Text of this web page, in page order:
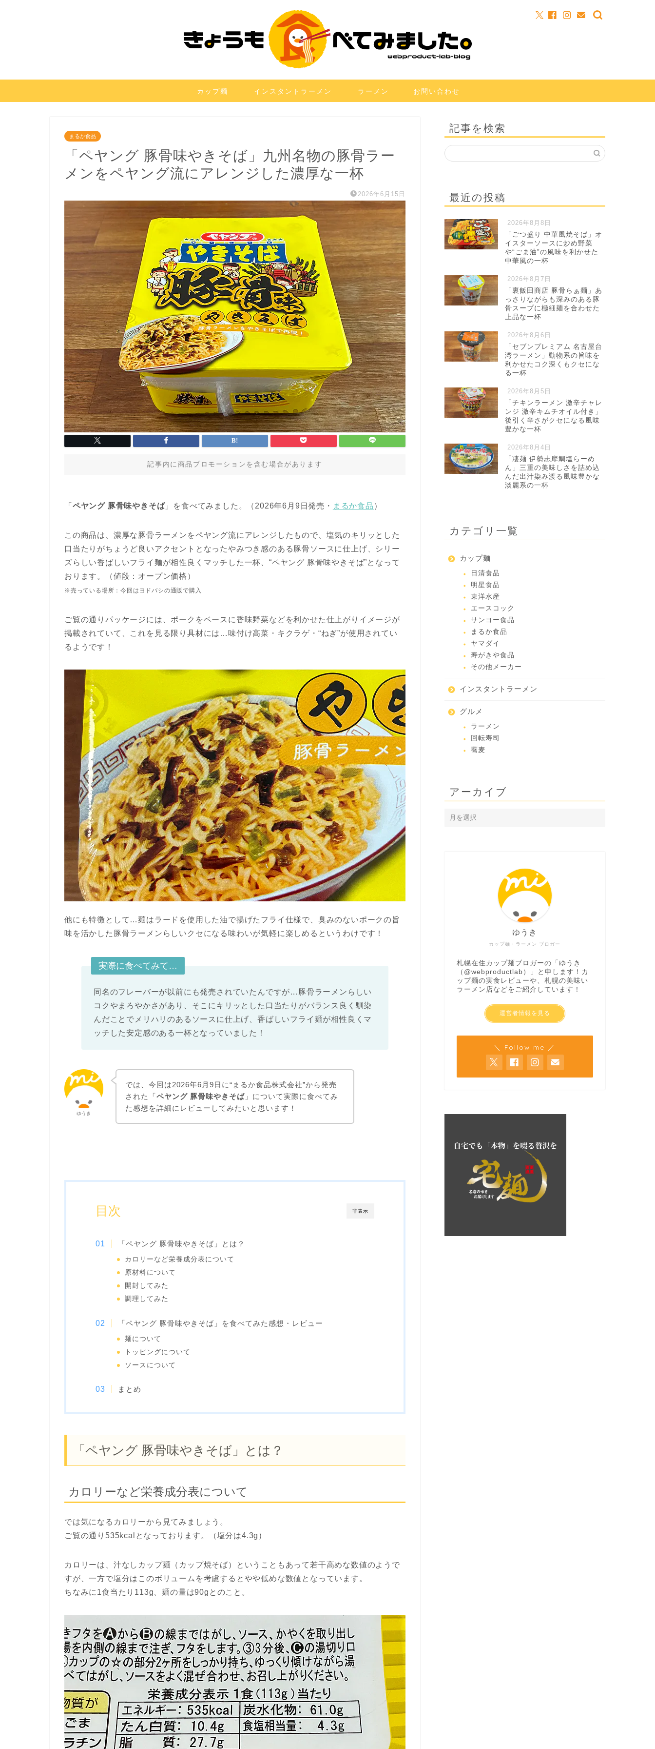
カップ麺 インスタントラーメン ラーメン お問い合わせ
まるか食品
「ペヤング 豚骨味やきそば」九州名物の豚骨ラー
メンをペヤング流にアレンジした濃厚な一杯
2026年6月15日
記事内に商品プロモーションを含む場合があります
「 ペヤング 豚骨味やきそば」を食べてみました。（2026年6月9日発売・ まるか食品 ）
この商品は、濃厚な豚骨ラーメンをペヤング流にアレンジしたもので、塩気のキリッとした
口当たりがちょうど良いアクセントとなったやみつき感のある豚骨ソースに仕上げ、シリー
ズらしい香ばしいフライ麺が相性良くマッチした一杯、“ペヤング 豚骨味やきそば”となって
おります。（値段：オープン価格）
※売っている場所：今回はヨドバシの通販で購入
ご覧の通りパッケージには、ポークをベースに香味野菜などを利かせた仕上がりイメージが
掲載されていて、これを見る限り具材には…味付け高菜・キクラゲ・“ねぎ”が使用されてい
るようです！
他にも特徴として…麺はラードを使用した油で揚げたフライ仕様で、臭みのないポークの旨
味を活かした豚骨ラーメンらしいクセになる味わいが気軽に楽しめるというわけです！
実際に食べてみて…
同名のフレーバーが以前にも発売されていたんですが…豚骨ラーメンらしい
コクやまろやかさがあり、そこにキリッとした口当たりがバランス良く馴染
んだことでメリハリのあるソースに仕上げ、香ばしいフライ麺が相性良くマ
ッチした安定感のある一杯となっていました！
ゆうき
では、今回は2026年6月9日に“まるか食品株式会社”から発売
された「ペヤング 豚骨味やきそば 」について実際に食べてみ
た感想を詳細にレビューしてみたいと思います！
非表示
目次
「ペヤング 豚骨味やきそば」とは？
カロリーなど栄養成分表について
原材料について
開封してみた
調理してみた
「ペヤング 豚骨味やきそば」を食べてみた感想・レビュー
麺について
トッピングについて
ソースについて
まとめ
「ペヤング 豚骨味やきそば」とは？
カロリーなど栄養成分表について
では気になるカロリーから見てみましょう。
ご覧の通り535kcalとなっております。（塩分は4.3g）
カロリーは、汁なしカップ麺（カップ焼そば）ということもあって若干高めな数値のようで
すが、一方で塩分はこのボリュームを考慮するとやや低めな数値となっています。
ちなみに1食当たり113g、麺の量は90gとのこと。
記事を検索
最近の投稿
2026年8月8日
「ごつ盛り 中華風焼そば」オ
イスターソースに炒め野菜
や“ごま油”の風味を利かせた
中華風の一杯
2026年8月7日
「裏飯田商店 豚骨らぁ麺」あ
っさりながらも深みのある豚
骨スープに極細麺を合わせた
上品な一杯
2026年8月6日
「セブンプレミアム 名古屋台
湾ラーメン」動物系の旨味を
利かせたコク深くもクセにな
る一杯
2026年8月5日
「チキンラーメン 激辛チャレ
ンジ 激辛キムチオイル付き」
後引く辛さがクセになる風味
豊かな一杯
2026年8月4日
「凄麺 伊勢志摩鯛塩らーめ
ん」三重の美味しさを詰め込
んだ出汁染み渡る風味豊かな
淡麗系の一杯
カテゴリ一覧
カップ麺
日清食品
明星食品
東洋水産
エースコック
サンヨー食品
まるか食品
ヤマダイ
寿がきや食品
その他メーカー
インスタントラーメン
グルメ
ラーメン
回転寿司
蕎麦
アーカイブ
カップ麺・ラーメン ブロガー
ゆうき
札幌在住カップ麺ブロガーの「ゆうき
（ @webproductlab ）」と申します！カ
ップ麺の実食レビューや、札幌の美味い
ラーメン店などをご紹介しています！
運営者情報を見る
＼ Follow me ／